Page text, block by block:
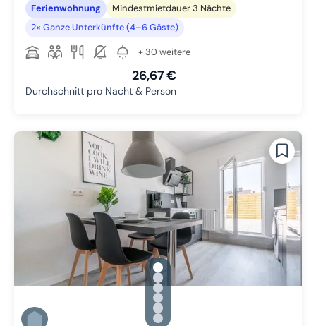
Ferienwohnung
Mindestmietdauer 3 Nächte
2× Ganze Unterkünfte (4–6 Gäste)
+ 30 weitere
26,67 €
Durchschnitt pro Nacht & Person
gallery.slide_selector
Zu Slide 1 wechseln
Zu Slide 2 wechseln
Zu Slide 3 wechseln
Zu Slide 4 wechseln
Zu Slide 5 wechseln